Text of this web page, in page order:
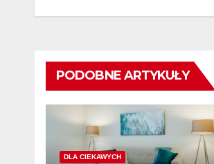
PODOBNE ARTYKUŁY
DLA CIEKAWYCH
biurowej?